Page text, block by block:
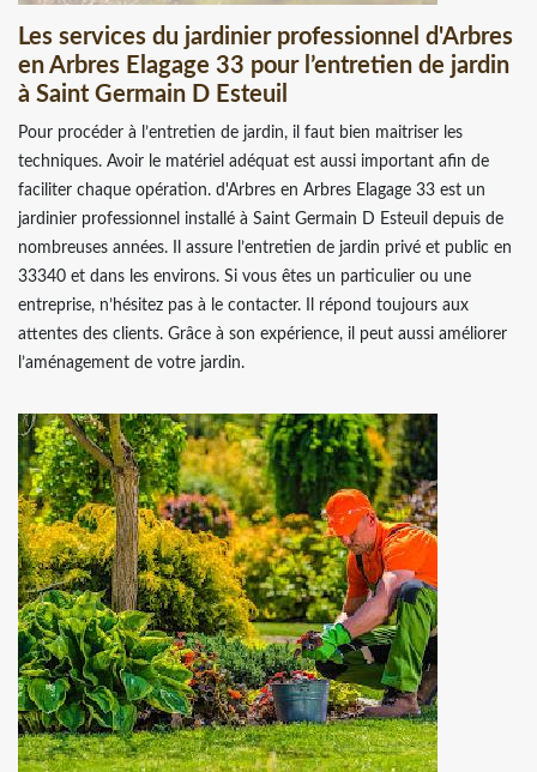
Les services du jardinier professionnel d'Arbres
en Arbres Elagage 33 pour l’entretien de jardin
à Saint Germain D Esteuil
Pour procéder à l’entretien de jardin, il faut bien maitriser les
techniques. Avoir le matériel adéquat est aussi important afin de
faciliter chaque opération. d'Arbres en Arbres Elagage 33 est un
jardinier professionnel installé à Saint Germain D Esteuil depuis de
nombreuses années. Il assure l’entretien de jardin privé et public en
33340 et dans les environs. Si vous êtes un particulier ou une
entreprise, n’hésitez pas à le contacter. Il répond toujours aux
attentes des clients. Grâce à son expérience, il peut aussi améliorer
l’aménagement de votre jardin.